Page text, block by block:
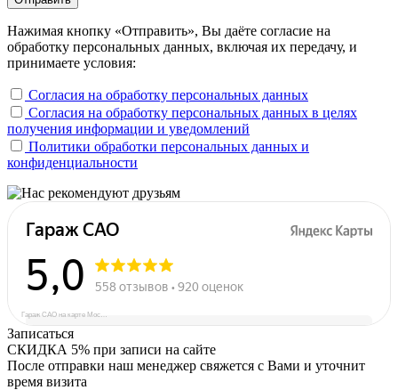
Нажимая кнопку «Отправить», Вы даёте согласие на
обработку персональных данных, включая их передачу, и
принимаете условия:
Согласия на обработку персональных данных
Согласия на обработку персональных данных в целях
получения информации и уведомлений
Политики обработки персональных данных и
конфиденциальности
Записаться
СКИДКА 5% при записи на сайте
После отправки наш менеджер свяжется с Вами и уточнит
время визита